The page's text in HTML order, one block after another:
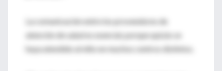
La comunicación entre los proveedores de
atención de salud es esencial, porque quizás se
haya atendido al niño en muchos centros distintos.